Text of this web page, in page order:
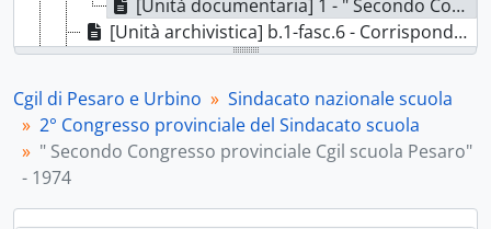
[Unità documentaria] 1 - " Secondo Congresso provinciale Cgil scuola Pesaro" - 1974, 1974
[Unità archivistica] b.1-fasc.6 - Corrispondenza e circolari, 1974
[Unità archivistica] b.1-fasc.7 - Corsi abilitanti, 1975
[Fondo] Fidat - Fidat - Federazione Italiana dipendenti aziende telecomunicazioni, 1961; 1970-1973
[Fondo] Filcea - Filcea - Federazione italiana lavoratori chimici e affini, 1977-1989
[Fondo] Inca - Inca - Istituto nazionale confederale assistenza - 1953-1996, 1953-1996
[Fondo] Fidae - Fidae - Federazione Italiana dipendenti aziende elettriche, 1970 - 1977
Cgil di Pesaro e Urbino
Sindacato nazionale scuola
2° Congresso provinciale del Sindacato scuola
" Secondo Congresso provinciale Cgil scuola Pesaro"
- 1974